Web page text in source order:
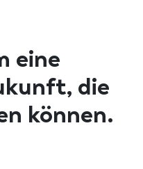
eine
die
können.